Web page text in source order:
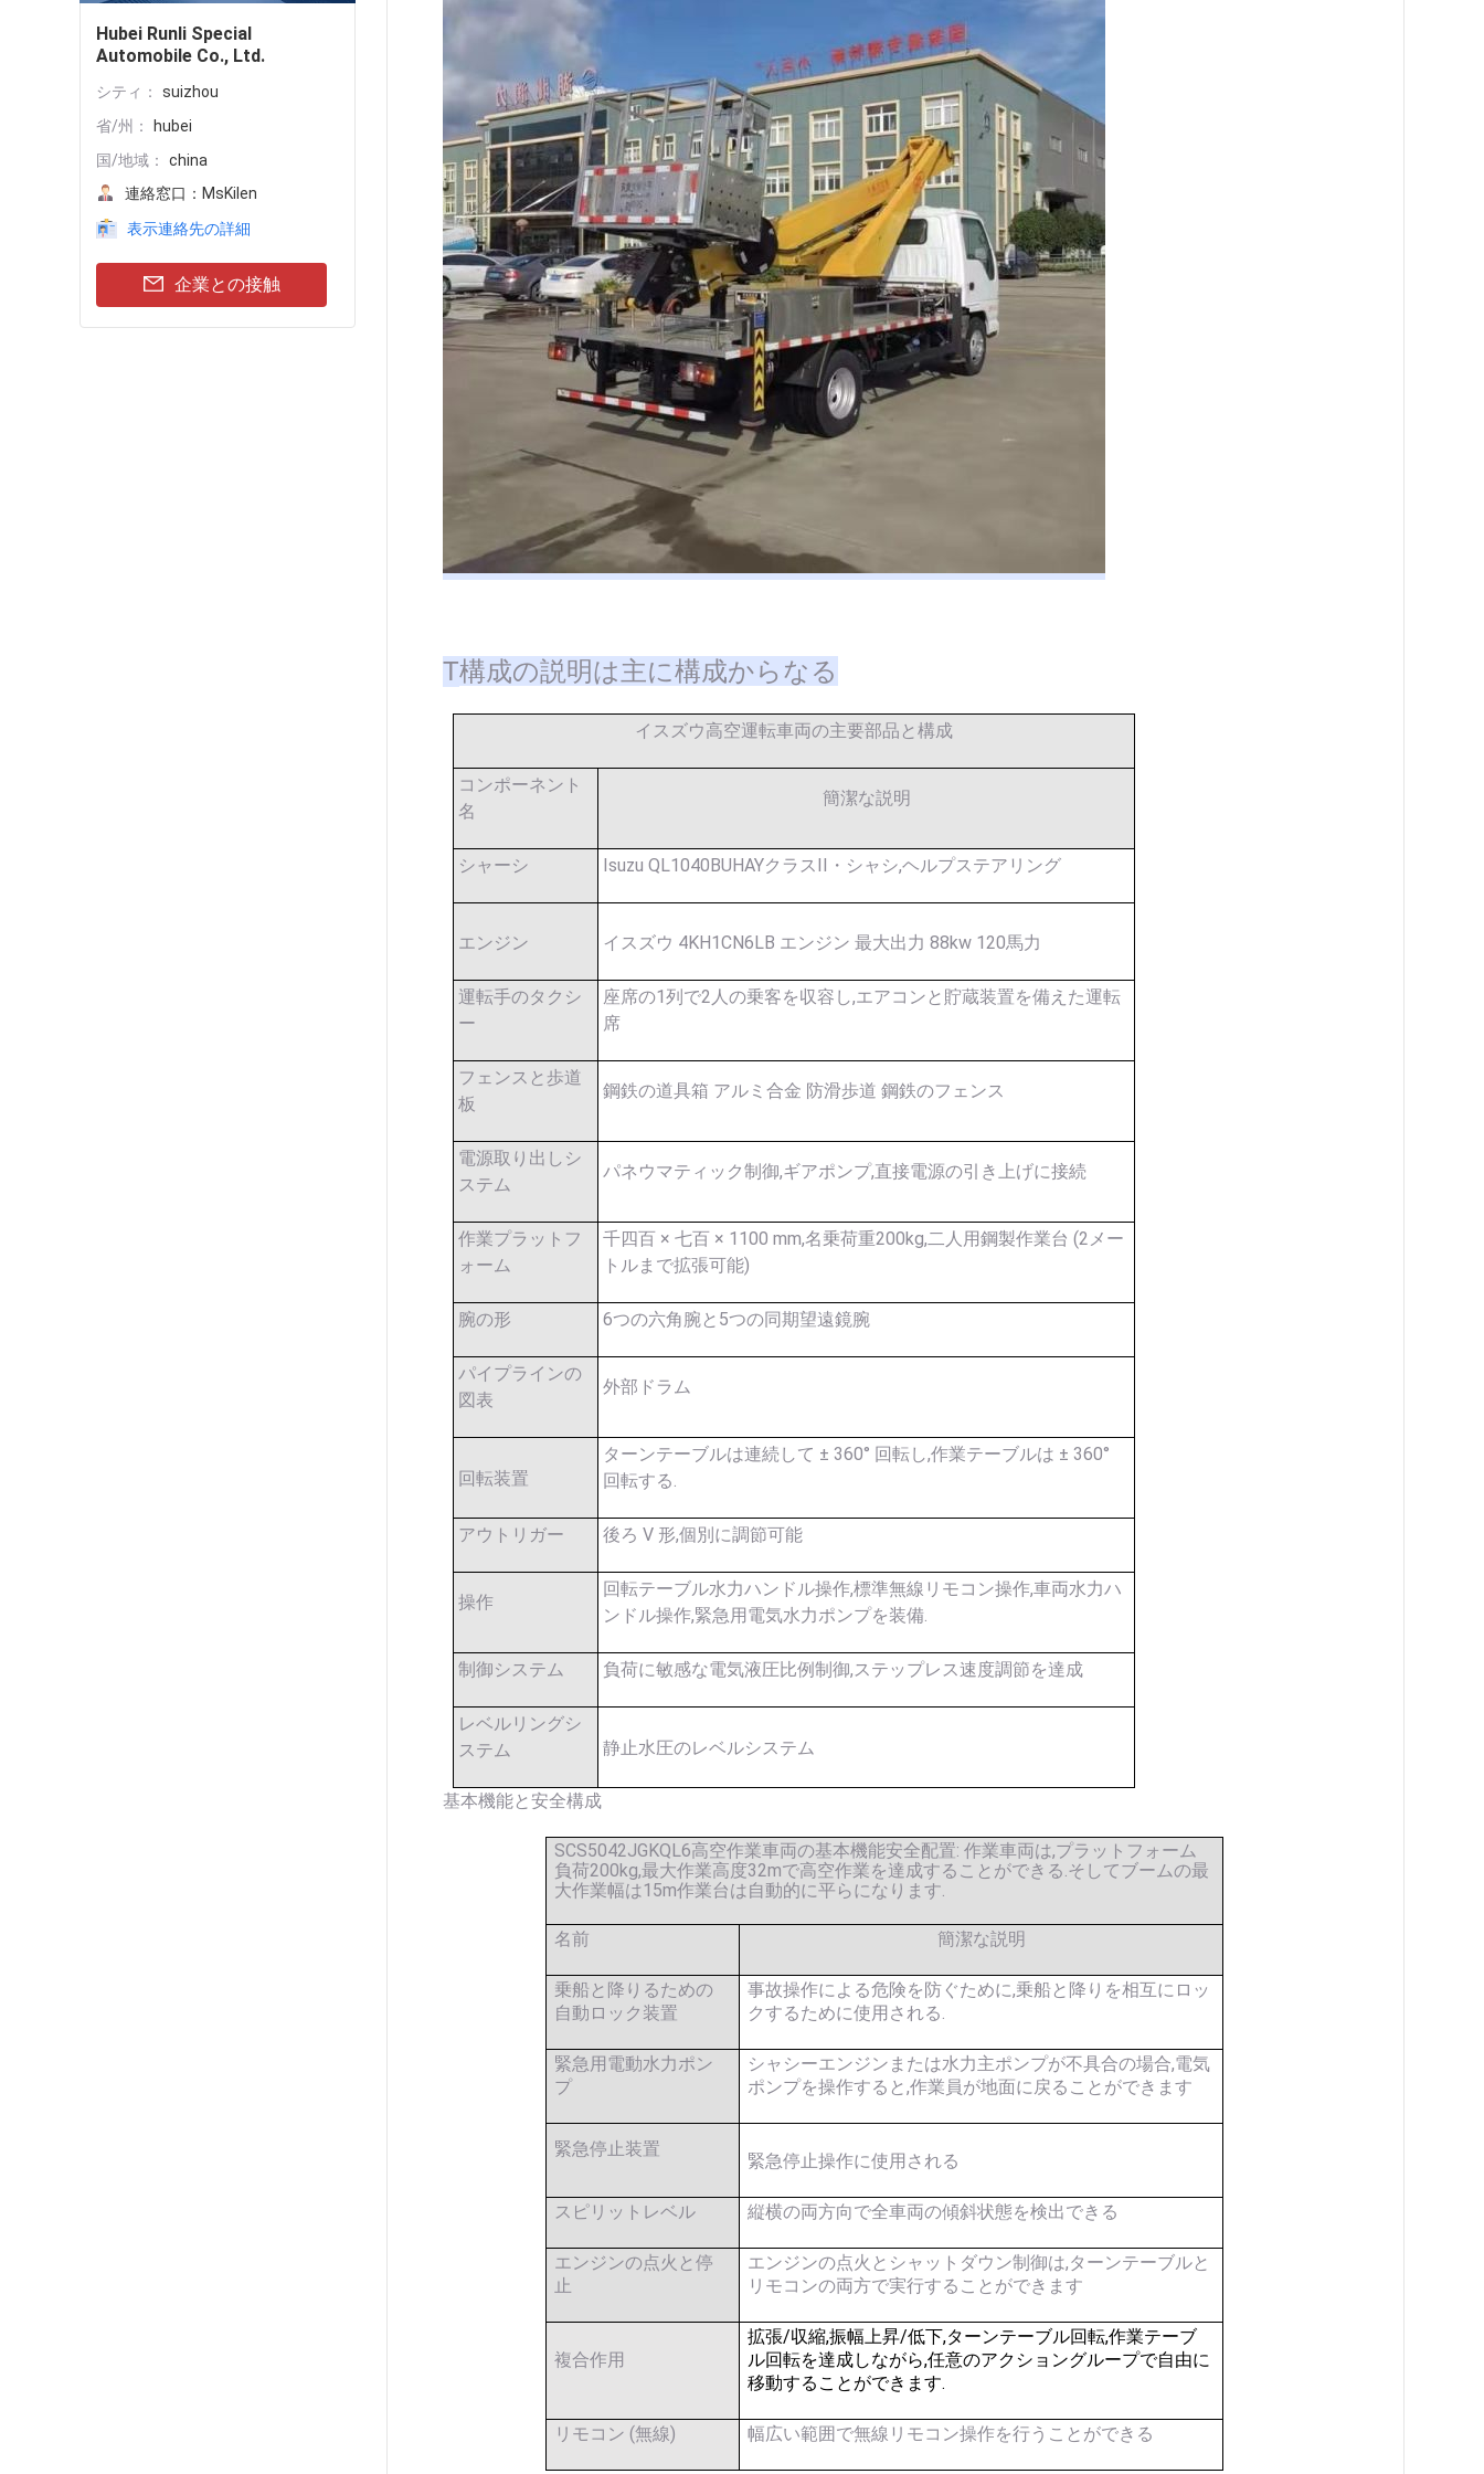
Hubei Runli Special
Automobile Co., Ltd.
シティ：
suizhou
省/州：
hubei
国/地域：
china
連絡窓口： MsKilen
表示連絡先の詳細
企業との接触
T構成の説明は主に構成からなる
イスズウ高空運転車両の主要部品と構成
コンポーネント
名
簡潔な説明
シャーシ Isuzu QL1040BUHAYクラスII・シャシ,ヘルプステアリング
エンジン イスズウ 4KH1CN6LB エンジン 最大出力 88kw 120馬力
運転手のタクシ
ー
座席の1列で2人の乗客を収容し,エアコンと貯蔵装置を備えた運転
席
フェンスと歩道
板
鋼鉄の道具箱 アルミ合金 防滑歩道 鋼鉄のフェンス
電源取り出しシ
ステム
パネウマティック制御,ギアポンプ,直接電源の引き上げに接続
作業プラットフ
ォーム
千四百 × 七百 × 1100 mm,名乗荷重200kg,二人用鋼製作業台 (2メー
トルまで拡張可能)
腕の形 6つの六角腕と5つの同期望遠鏡腕
パイプラインの
図表
外部ドラム
回転装置
ターンテーブルは連続して ± 360° 回転し,作業テーブルは ± 360°
回転する.
アウトリガー 後ろ V 形,個別に調節可能
操作
回転テーブル水力ハンドル操作,標準無線リモコン操作,車両水力ハ
ンドル操作,緊急用電気水力ポンプを装備.
制御システム 負荷に敏感な電気液圧比例制御,ステップレス速度調節を達成
レベルリングシ
ステム
静止水圧のレベルシステム
基本機能と安全構成
SCS5042JGKQL6高空作業車両の基本機能安全配置: 作業車両は,プラットフォーム
負荷200kg,最大作業高度32mで高空作業を達成することができる.そしてブームの最
大作業幅は15m作業台は自動的に平らになります.
名前 簡潔な説明
乗船と降りるための
自動ロック装置
事故操作による危険を防ぐために,乗船と降りを相互にロッ
クするために使用される.
緊急用電動水力ポン
プ
シャシーエンジンまたは水力主ポンプが不具合の場合,電気
ポンプを操作すると,作業員が地面に戻ることができます
緊急停止装置
緊急停止操作に使用される
スピリットレベル 縦横の両方向で全車両の傾斜状態を検出できる
エンジンの点火と停
止
エンジンの点火とシャットダウン制御は,ターンテーブルと
リモコンの両方で実行することができます
複合作用
拡張/収縮,振幅上昇/低下,ターンテーブル回転,作業テーブ
ル回転を達成しながら,任意のアクショングループで自由に
移動することができます.
リモコン (無線) 幅広い範囲で無線リモコン操作を行うことができる